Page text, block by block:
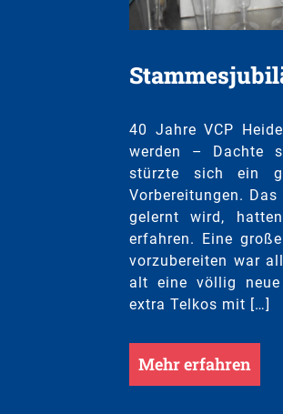
40 Jahre VCP
werden – Dachte
stürzte sich ein
Vorbereitungen.
gelernt wird,
erfahren. Eine
vorzubereiten war
alt eine völlig neue
extra Telkos mit […]
Mehr erfahren